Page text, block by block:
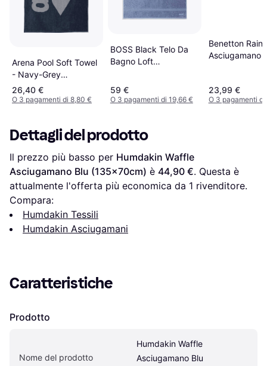
Arena Pool Soft Towel
- Navy-Grey
Asciugamano Blu,
Naturale (150x)
26,40 €
O 3 pagamenti di 8,80 €
BOSS Black Telo Da
Bagno Loft
59 €
O 3 pagamenti di 19,66 €
Benetton
Asciugamano
23,99 €
O 3 pagamenti di
Dettagli del prodotto
Il prezzo più basso per Humdakin Waffle
Asciugamano Blu (135x70cm) è 44,90 €. Questa è
attualmente l'offerta più economica da 1 rivenditore.
Compara:
Humdakin Tessili
Humdakin Asciugamani
Caratteristiche
Prodotto
Nome del prodotto
Humdakin Waffle
Asciugamano Blu